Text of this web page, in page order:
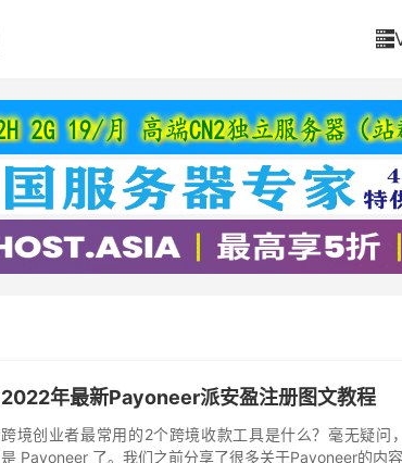

2022年最新Payoneer派安盈注册图文教程
跨境创业者最常用的2个跨境收款工具是什么？毫无疑问
是 Payoneer 了。我们之前分享了很多关于Payoneer的内